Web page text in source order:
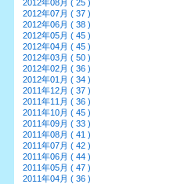
2012年08月 ( 25 )
2012年07月 ( 37 )
2012年06月 ( 38 )
2012年05月 ( 45 )
2012年04月 ( 45 )
2012年03月 ( 50 )
2012年02月 ( 36 )
2012年01月 ( 34 )
2011年12月 ( 37 )
2011年11月 ( 36 )
2011年10月 ( 45 )
2011年09月 ( 33 )
2011年08月 ( 41 )
2011年07月 ( 42 )
2011年06月 ( 44 )
2011年05月 ( 47 )
2011年04月 ( 36 )